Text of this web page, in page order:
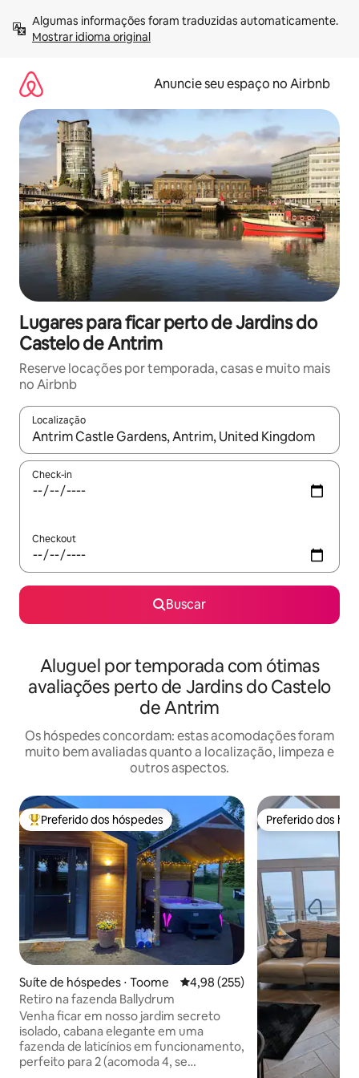
para
Mostrar idioma original
Anuncie seu espaço no Airbnb
Lugares para ficar perto de Jardins do
Castelo de Antrim
Reserve locações por temporada, casas e muito mais
no Airbnb
Localização
Quando os resultados estiverem disponíveis, explore-os
Check-in
Checkout
Buscar
Aluguel por temporada com ótimas
avaliações perto de Jardins do Castelo
de Antrim
Os hóspedes concordam: estas acomodações foram
muito bem avaliadas quanto a localização, limpeza e
outros aspectos.
Entre os melhores preferidos dos hóspedes
Preferido dos hóspedes
Suíte de hóspedes ⋅ Toome 4,98 de uma avaliação média de
4,98 (255)
Retiro na fazenda Ballydrum
Venha ficar em nosso jardim secreto
isolado, cabana elegante em uma
fazenda de laticínios em funcionamento,
perfeito para 2 (acomoda 4, se
Preferido dos
Preferido dos